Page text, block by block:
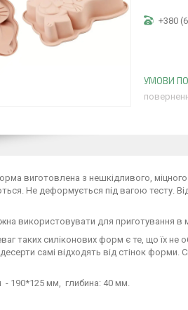
+380
виготовлена з нешкідливого, міцного
Не деформується під вагою тесту.
використовувати для приготування в
таких силіконових форм є те, що їх
самі відходять від стінок
- 190*125 мм, глибина: 40 мм.